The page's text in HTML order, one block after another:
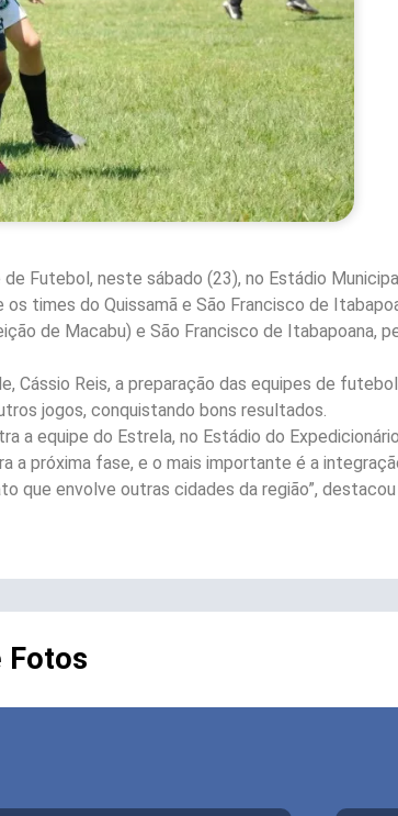
Futebol, neste sábado (23), no Estádio Municipal
times do Quissamã e São Francisco de
de Macabu) e São Francisco de Itabapoana,
Cássio Reis, a preparação das equipes de
jogos, conquistando bons resultados.
a equipe do Estrela, no Estádio do
a próxima fase, e o mais importante é a
que envolve outras cidades da região”, destacou
Fotos